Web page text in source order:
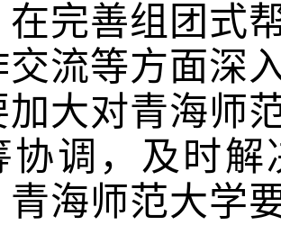
在完善组团式
交流等方面深
加大对青海师
协调，及时
青海师范大学